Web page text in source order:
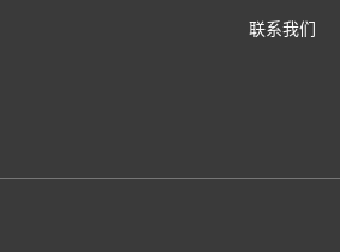
联系我们